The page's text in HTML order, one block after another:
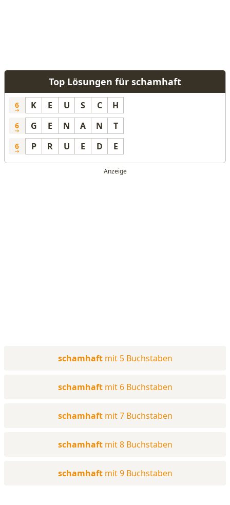
Top Lösungen für schamhaft
6 K E U S C H
6 G E N A N T
6 P R U E D E
schamhaft mit 5 Buchstaben
schamhaft mit 6 Buchstaben
schamhaft mit 7 Buchstaben
schamhaft mit 8 Buchstaben
schamhaft mit 9 Buchstaben